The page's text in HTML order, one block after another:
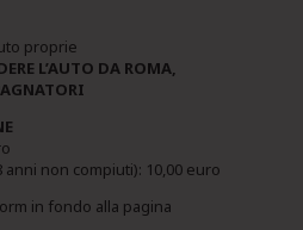
proprie
L’AUTO DA ROMA,
anni non compiuti): 10,00 euro
in fondo alla pagina